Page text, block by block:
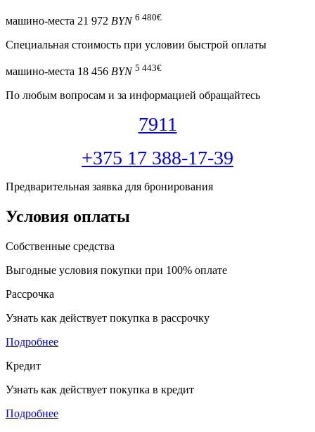
машино-места 21 972 BYN 6 480€
Специальная cтоимость при условии быстрой оплаты
машино-места 18 456 BYN 5 443€
По любым вопросам и за информацией обращайтесь
7911
+375 17 388-17-39
Предварительная заявка для бронирования
Условия оплаты
Собственные средства
Выгодные условия покупки при 100% оплате
Рассрочка
Узнать как действует покупка в рассрочку
Подробнее
Кредит
Узнать как действует покупка в кредит
Подробнее